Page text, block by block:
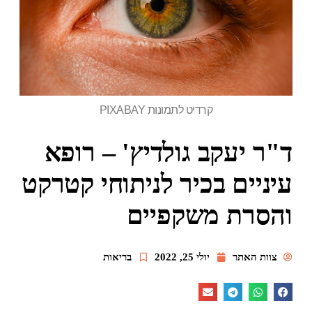
קרדיט לתמונות PIXABAY
ד"ר יעקב גולדיץ' – רופא
עיניים בכיר לניתוחי קטרקט
והסרת משקפיים
צוות האתר יולי 25, 2022 בריאות